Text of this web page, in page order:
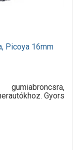
Picoya 16mm
Gyors